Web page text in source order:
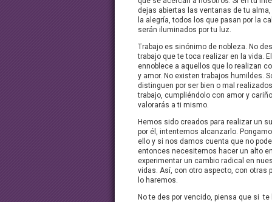
dejas abiertas las ventanas de tu
la alegría, todos los que pasan por la
serán iluminados por tu luz.
Trabajo es sinónimo de nobleza. No
trabajo que te toca realizar en la vida.
ennoblece a aquellos que lo realizan
y amor. No existen trabajos humildes.
distinguen por ser bien o mal
trabajo, cumpliéndolo con amor y
valorarás a ti mismo.
Hemos sido creados para realizar un
por él, intentemos alcanzarlo.
ello y si nos damos cuenta que no
entonces necesitemos hacer un alto
experimentar un cambio radical en
vidas. Así, con otro aspecto, con otras
lo haremos.
No te des por vencido, piensa que si te